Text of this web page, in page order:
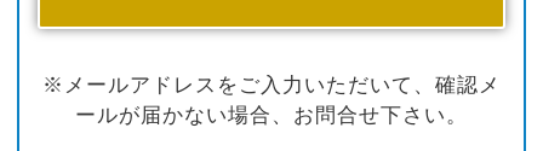
※メールアドレスをご入力いただいて、確認メ
ールが届かない場合、お問合せ下さい。